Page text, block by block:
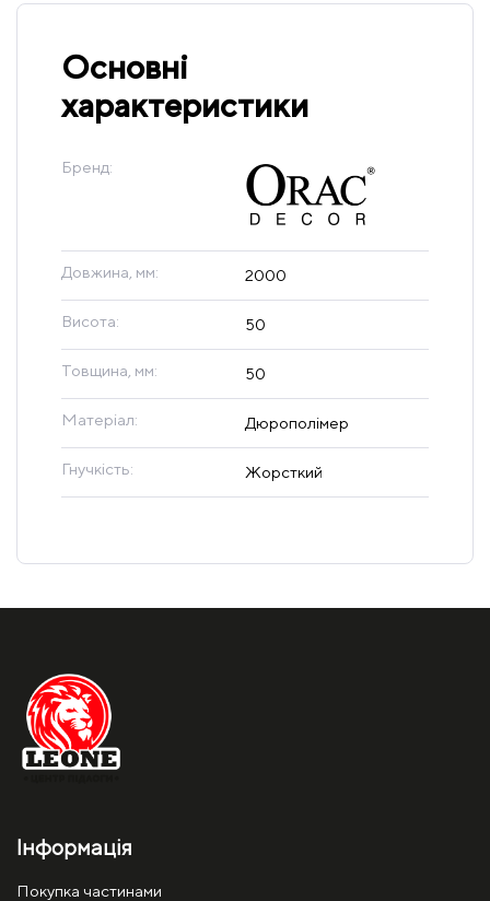
Основні
характеристики
Бренд:
Довжина, мм: 2000
Висота: 50
Товщина, мм: 50
Матеріал: Дюрополімер
Гнучкість: Жорсткий
Інформація
Покупка частинами